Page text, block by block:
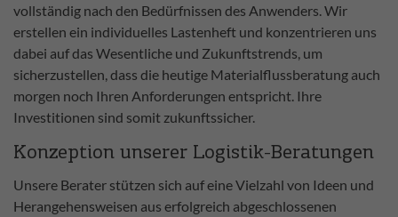
vollständig nach den Bedürfnissen des Anwenders. Wir
erstellen ein individuelles Lastenheft und konzentrieren uns
dabei auf das Wesentliche und Zukunftstrends, um
sicherzustellen, dass die heutige Materialflussberatung auch
morgen noch Ihren Anforderungen entspricht. Ihre
Investitionen sind somit zukunftssicher.
Konzeption unserer Logistik-Beratungen
Unsere Berater stützen sich auf eine Vielzahl von Ideen und
Herangehensweisen aus erfolgreich abgeschlossenen